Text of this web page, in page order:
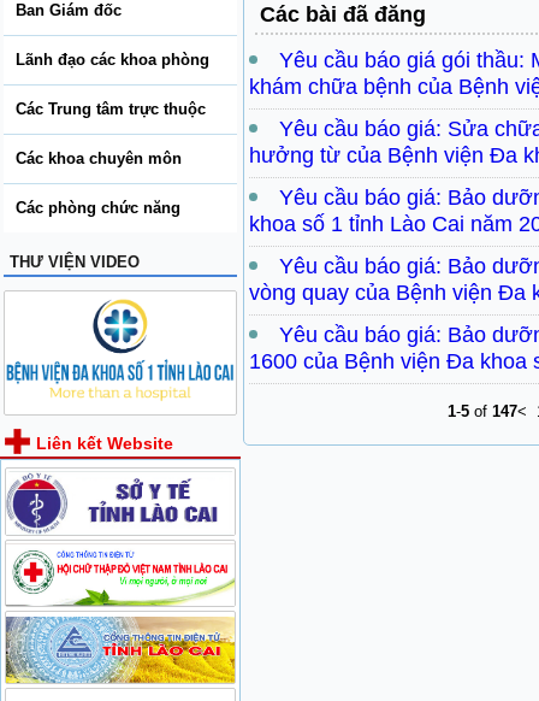
Ban Giám đốc
Lãnh đạo các khoa phòng
Các Trung tâm trực thuộc
Các khoa chuyên môn
Các phòng chức năng
THƯ VIỆN VIDEO
Liên kết Website
Các bài đã đăng
Yêu cầu báo giá gói thầu:
khám chữa bệnh của Bệnh
Yêu cầu báo giá: Sửa
hưởng từ của Bệnh viện Đa
Yêu cầu báo giá: Bảo
khoa số 1 tỉnh Lào Cai năm
Yêu cầu báo giá: Bảo
vòng quay của Bệnh viện Đa
Yêu cầu báo giá: Bảo
1600 của Bệnh viện Đa khoa
1-5of 147<